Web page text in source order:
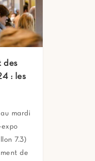
des
: les
mardi
7.3)
de